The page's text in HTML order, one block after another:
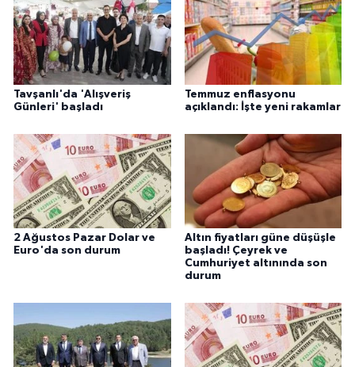
Tavşanlı'da 'Alışveriş
Günleri' başladı
Temmuz enflasyonu
açıklandı: İşte yeni rakamlar
2 Ağustos Pazar Dolar ve
Euro'da son durum
Altın fiyatları güne düşüşle
başladı! Çeyrek ve
Cumhuriyet altınında son
durum